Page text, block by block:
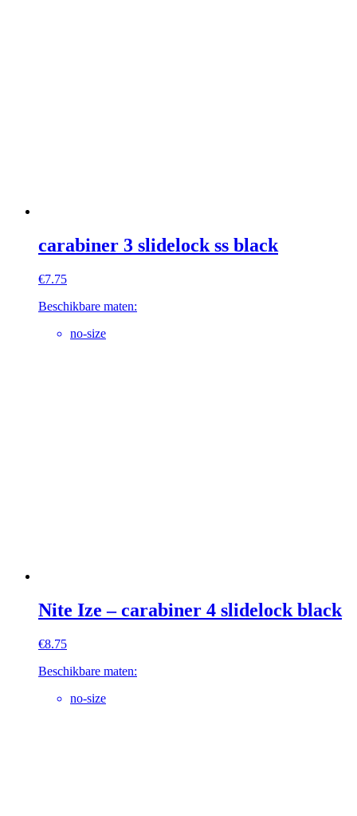
carabiner 3 slidelock ss black
€7.75
Beschikbare maten:
no-size
Nite Ize – carabiner 4 slidelock black
€8.75
Beschikbare maten:
no-size